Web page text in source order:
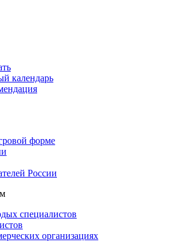
календарь
форме
России
специалистов
организациях